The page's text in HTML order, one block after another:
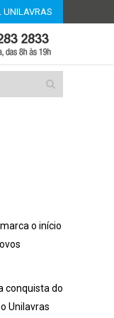
UNILAVRAS
o início
conquista do
Unilavras